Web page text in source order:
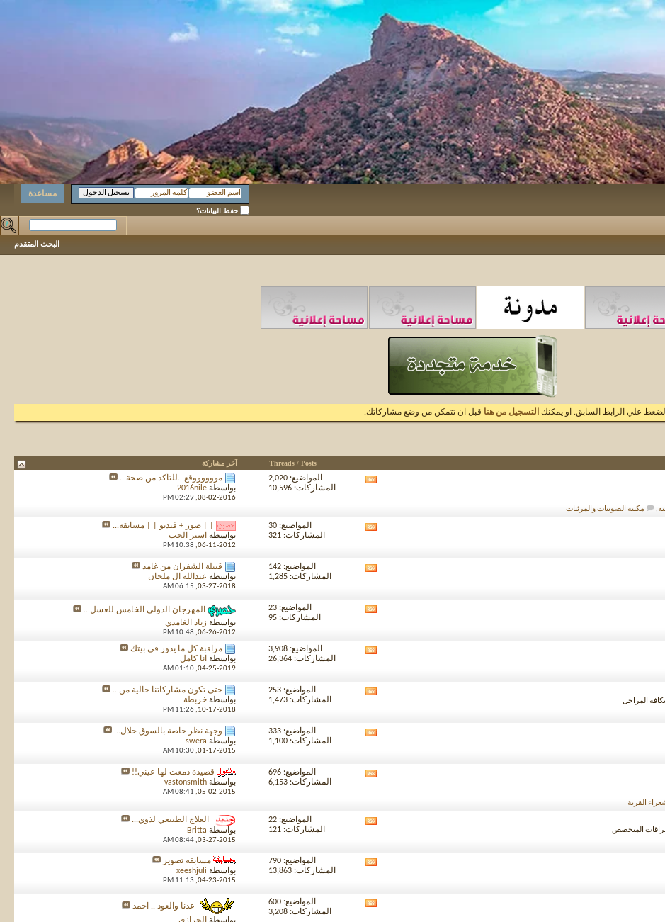
مساعدة
حفظ البيانات؟
البحث المتقدم
علي الرابط السابق. او يمكنك التسجيل من هنا قبل ان تتمكن من وضع مشاركاتك.
Threads / Posts آخر مشاركة
, مكتبة الصوتيات والمرئيات
المواضيع: 2,020
المشاركات: 10,596
مووووووقع...للتأكد من صحة...
بواسطة 2016nile
08-02-2016,
02:29 PM
المواضيع: 30
المشاركات: 321
| | صور + فيديو | | مسابقة...
بواسطة اسير الحب
06-11-2012,
10:38 PM
المواضيع: 142
المشاركات: 1,285
قبيلة الشفران من غامد
بواسطة عبدالله ال ملحان
03-27-2018,
06:15 AM
المواضيع: 23
المشاركات: 95
المهرجان الدولي الخامس للعسل...
بواسطة زياد الغامدي
06-26-2012,
10:48 PM
المواضيع: 3,908
المشاركات: 26,364
مراقبة كل ما يدور فى بيتك
بواسطة انا كامل
04-25-2019,
01:10 AM
المراحل
المواضيع: 253
المشاركات: 1,473
حتى تكون مشاركاتنا خالية من...
بواسطة خربطة
10-17-2018,
11:26 PM
المواضيع: 333
المشاركات: 1,100
وجهة نظر خاصة بالسوق خلال...
بواسطة swera
01-17-2015,
10:30 AM
القرية
المواضيع: 696
المشاركات: 6,153
قصيدة دمعت لها عيني!!
بواسطة vastonsmith
05-02-2015,
08:41 AM
المتخصص
المواضيع: 22
المشاركات: 121
العلاج الطبيعي لذوي...
بواسطة Britta
03-27-2015,
08:44 AM
المواضيع: 790
المشاركات: 13,863
مسابقه تصوير
بواسطة xeeshjuli
04-23-2015,
11:13 PM
المواضيع: 600
المشاركات: 3,208
عدنا والعود .. احمد